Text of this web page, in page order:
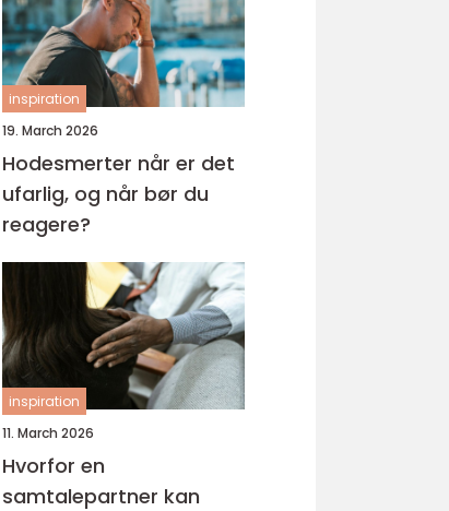
inspiration
19. March 2026
Hodesmerter når er det
ufarlig, og når bør du
reagere?
inspiration
11. March 2026
Hvorfor en
samtalepartner kan